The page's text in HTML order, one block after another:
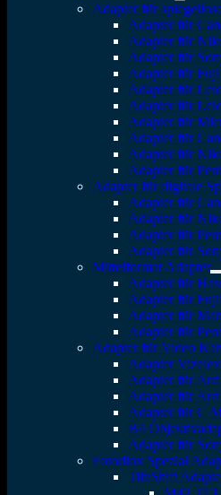
Adapter für
Adapter für
Adapter für
Adapter für
Adapter für
Adapter für
Adapter für
Adapter für
Adapter für
Adapter für
Adapter für
Adapter für digitale
Adapter für
Adapter für
Adapter für
Adapter für
Mittelformat Adapter
Adapter für
Adapter für
Adapter für
Adapter für
Adapter für Video
Adapter
Adapter für
Adapter für
Adapter für C
B4
Adapter für
Fotodiox Spezial
Tilt/Shift